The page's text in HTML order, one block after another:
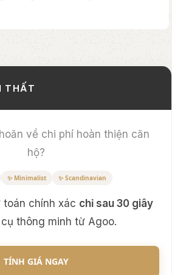
THẤT
về chi phí hoàn thiện căn
hộ?
✨ Minimalist ✨ Scandinavian
toán chính xác chỉ sau 30 giây
thông minh từ Agoo.
TÍNH GIÁ NGAY